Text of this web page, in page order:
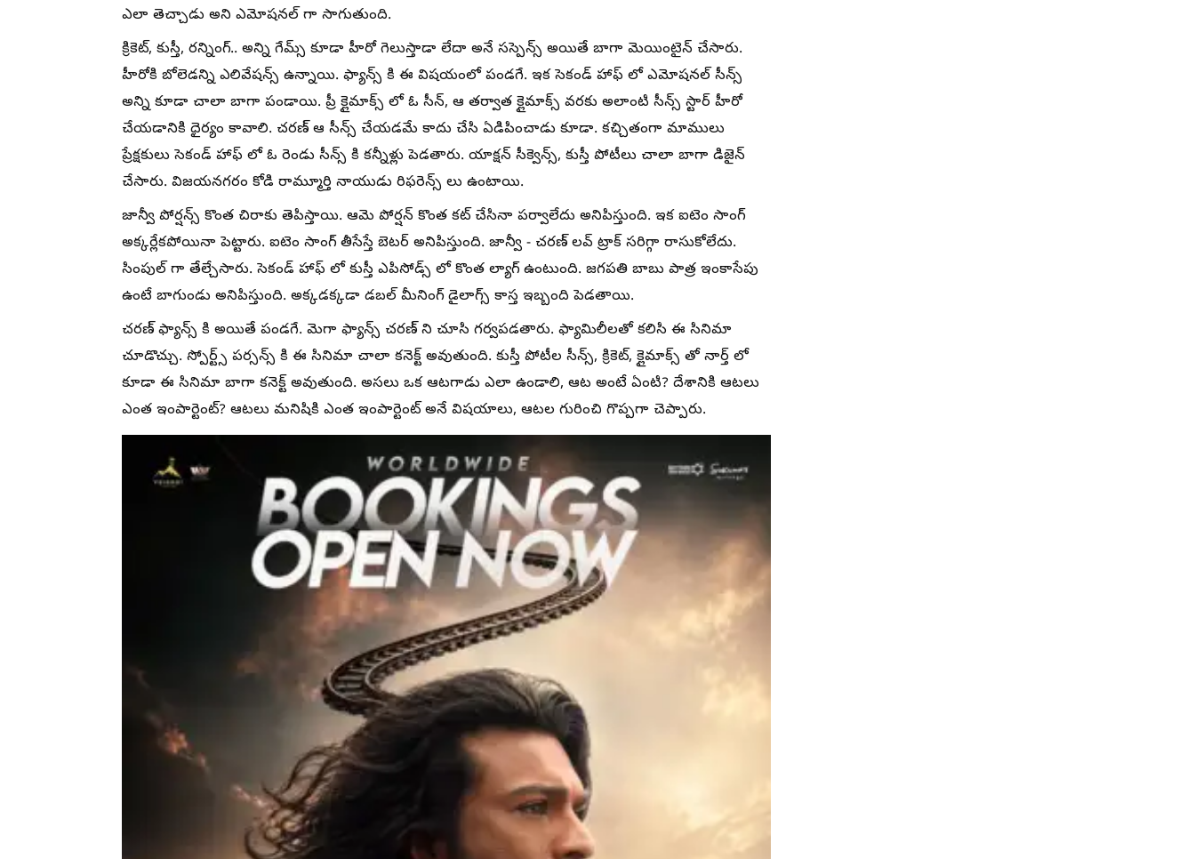
ఎలా తెచ్చాడు అని ఎమోషనల్ గా సాగుతుంది.
క్రికెట్, కుస్తీ, రన్నింగ్.. అన్ని గేమ్స్ కూడా హీరో గెలుస్తాడా లేదా అనే సస్పెన్స్ అయితే బాగా మెయింటైన్ చేసారు.
హీరోకి బోలెడన్ని ఎలివేషన్స్ ఉన్నాయి. ఫ్యాన్స్ కి ఈ విషయంలో పండగే. ఇక సెకండ్ హాఫ్ లో ఎమోషనల్ సీన్స్
అన్ని కూడా చాలా బాగా పండాయి. ప్రీ క్లైమాక్స్ లో ఓ సీన్, ఆ తర్వాత క్లైమాక్స్ వరకు అలాంటి సీన్స్ స్టార్ హీరో
చేయడానికి ధైర్యం కావాలి. చరణ్ ఆ సీన్స్ చేయడమే కాదు చేసి ఏడిపించాడు కూడా. కచ్చితంగా మాములు
ప్రేక్షకులు సెకండ్ హాఫ్ లో ఓ రెండు సీన్స్ కి కన్నీళ్లు పెడతారు. యాక్షన్ సీక్వెన్స్, కుస్తీ పోటీలు చాలా బాగా డిజైన్
చేసారు. విజయనగరం కోడి రామ్మూర్తి నాయుడు రిఫరెన్స్ లు ఉంటాయి.
జాన్వీ పోర్షన్స్ కొంత చిరాకు తెపిస్తాయి. ఆమె పోర్షన్ కొంత కట్ చేసినా పర్వాలేదు అనిపిస్తుంది. ఇక ఐటెం సాంగ్
అక్కర్లేకపోయినా పెట్టారు. ఐటెం సాంగ్ తీసేస్తే బెటర్ అనిపిస్తుంది. జాన్వీ - చరణ్ లవ్ ట్రాక్ సరిగ్గా రాసుకోలేదు.
సింపుల్ గా తేల్చేసారు. సెకండ్ హాఫ్ లో కుస్తీ ఎపిసోడ్స్ లో కొంత ల్యాగ్ ఉంటుంది. జగపతి బాబు పాత్ర ఇంకాసేపు
ఉంటే బాగుండు అనిపిస్తుంది. అక్కడక్కడా డబల్ మీనింగ్ డైలాగ్స్ కాస్త ఇబ్బంది పెడతాయి.
చరణ్ ఫ్యాన్స్ కి అయితే పండగే. మెగా ఫ్యాన్స్ చరణ్ ని చూసి గర్వపడతారు. ఫ్యామిలీలతో కలిసి ఈ సినిమా
చూడొచ్చు. స్పోర్ట్స్ పర్సన్స్ కి ఈ సినిమా చాలా కనెక్ట్ అవుతుంది. కుస్తీ పోటీల సీన్స్, క్రికెట్, క్లైమాక్స్ తో నార్త్ లో
కూడా ఈ సినిమా బాగా కనెక్ట్ అవుతుంది. అసలు ఒక ఆటగాడు ఎలా ఉండాలి, ఆట అంటే ఏంటి? దేశానికి ఆటలు
ఎంత ఇంపార్టెంట్? ఆటలు మనిషికి ఎంత ఇంపార్టెంట్ అనే విషయాలు, ఆటల గురించి గొప్పగా చెప్పారు.